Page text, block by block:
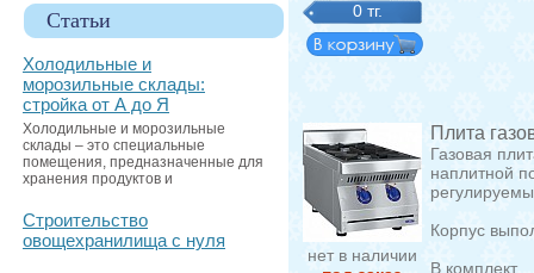
Статьи
Холодильные и
морозильные склады:
стройка от А до Я
Холодильные и морозильные
склады – это специальные
помещения, предназначенные для
хранения продуктов и
Строительство
овощехранилища с нуля
0 тг.
нет в наличии
Плита
Газовая
наплитной
Корпус
В комплект